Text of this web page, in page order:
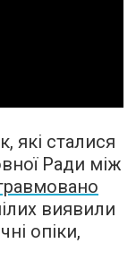
які сталися
Ради між
виявили
опіки,